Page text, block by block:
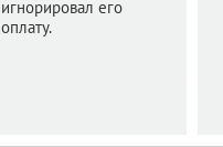
игнорировал его
оплату.